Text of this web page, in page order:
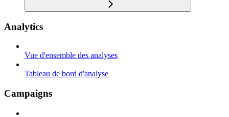
Analytics
Vue d'ensemble des analyses
Tableau de bord d'analyse
Campaigns